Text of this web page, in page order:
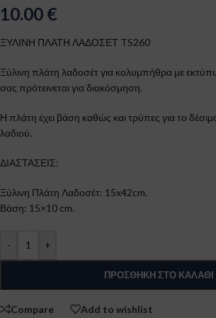
10.00 €
ΞΥΛΙΝΗ ΠΛΑΤΗ ΛΑΔΟΣΕΤ TS260
Ξύλινη πλάτη λαδοσέτ για κολυμπήθρα με
σας πρότεινεται για διακόσμηση.
Η πλάτη έχει βάση καθώς και τρύπες για το
λαδιού.
ΔΙΑΣΤΑΣΕΙΣ:
Ξύλινη Πλάτη Λαδοσέτ: 15x42cm.
Βάση: 15×10 cm.
- +
ΠΡΟΣΘΉΚΗ ΣΤΟ ΚΑΛΆΘΙ
Compare Add to wishlist